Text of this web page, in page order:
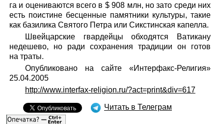
га и оцениваются всего в $ 908 млн, но зато среди них
есть поистине бесценные памятники культуры, такие
как базилика Святого Петра или Сикстинская капелла.
Швейцарские гвардейцы обходятся Ватикану
недешево, но ради сохранения традиции он готов
на траты.
Опубликовано на сайте «Интерфакс-Религия»
25.04.2005
http://www.interfax-religion.ru/?act=print&div=617
Читать в Телеграм